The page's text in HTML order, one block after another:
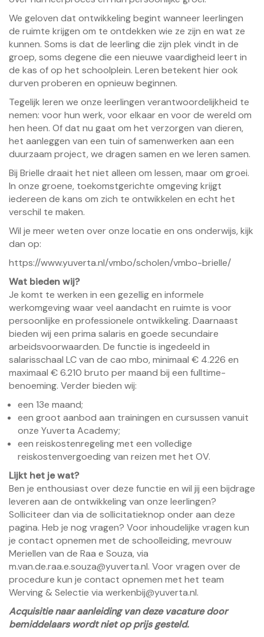
We geloven dat ontwikkeling begint wanneer leerlingen
de ruimte krijgen om te ontdekken wie ze zijn en wat ze
kunnen. Soms is dat de leerling die zijn plek vindt in de
groep, soms degene die een nieuwe vaardigheid leert in
de kas of op het schoolplein. Leren betekent hier ook
durven proberen en opnieuw beginnen.
Tegelijk leren we onze leerlingen verantwoordelijkheid te
nemen: voor hun werk, voor elkaar en voor de wereld om
hen heen. Of dat nu gaat om het verzorgen van dieren,
het aanleggen van een tuin of samenwerken aan een
duurzaam project, we dragen samen en we leren samen.
Bij Brielle draait het niet alleen om lessen, maar om groei.
In onze groene, toekomstgerichte omgeving krijgt
iedereen de kans om zich te ontwikkelen en echt het
verschil te maken.
Wil je meer weten over onze locatie en ons onderwijs, kijk
dan op:
https://www.yuverta.nl/vmbo/scholen/vmbo-brielle/
Wat bieden wij?
Je komt te werken in een gezellig en informele
werkomgeving waar veel aandacht en ruimte is voor
persoonlijke en professionele ontwikkeling. Daarnaast
bieden wij een prima salaris en goede secundaire
arbeidsvoorwaarden. De functie is ingedeeld in
salarisschaal LC van de cao mbo, minimaal € 4.226 en
maximaal € 6.210 bruto per maand bij een fulltime-
benoeming. Verder bieden wij:
een 13e maand;
een groot aanbod aan trainingen en cursussen vanuit
onze Yuverta Academy;
een reiskostenregeling met een volledige
reiskostenvergoeding van reizen met het OV.
Lijkt het je wat?
Ben je enthousiast over deze functie en wil jij een bijdrage
leveren aan de ontwikkeling van onze leerlingen?
Solliciteer dan via de sollicitatieknop onder aan deze
pagina. Heb je nog vragen? Voor inhoudelijke vragen kun
je contact opnemen met de schoolleiding, mevrouw
Meriellen van de Raa e Souza, via
m.van.de.raa.e.souza@yuverta.nl. Voor vragen over de
procedure kun je contact opnemen met het team
Werving & Selectie via werkenbij@yuverta.nl.
Acquisitie naar aanleiding van deze vacature door
bemiddelaars wordt niet op prijs gesteld.